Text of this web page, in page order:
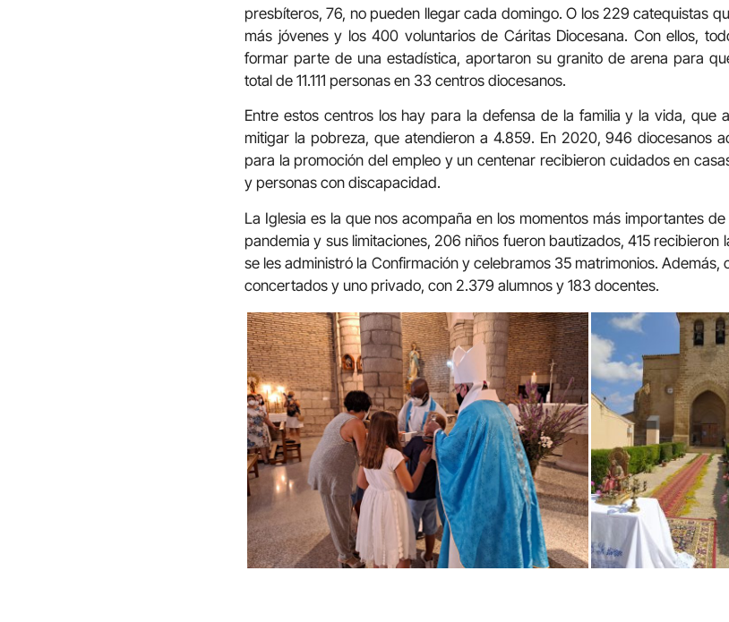
presbíteros, 76, no pueden llegar cada domingo. O los 229 catequistas
más jóvenes y los 400 voluntarios de Cáritas Diocesana. Con ellos,
formar parte de una estadística, aportaron su granito de arena para
total de 11.111 personas en 33 centros diocesanos.
Entre estos centros los hay para la defensa de la familia y la vida, que
mitigar la pobreza, que atendieron a 4.859. En 2020, 946 diocesanos
para la promoción del empleo y un centenar recibieron cuidados en
y personas con discapacidad.
La Iglesia es la que nos acompaña en los momentos más importantes
pandemia y sus limitaciones, 206 niños fueron bautizados, 415 recibieron
se les administró la Confirmación y celebramos 35 matrimonios.
concertados y uno privado, con 2.379 alumnos y 183 docentes.